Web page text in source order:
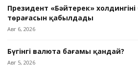
Президент «Бәйтерек»
төрағасын қабылдады
Авг 6, 2026
Бүгінгі валюта бағамы қандай?
Авг 5, 2026